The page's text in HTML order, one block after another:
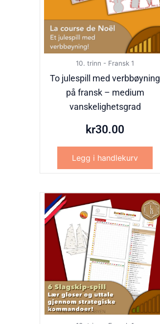
10. trinn - Fransk 1
To julespill med verbbøyning
på fransk – medium
vanskelighetsgrad
kr30.00
Legg i handlekurv